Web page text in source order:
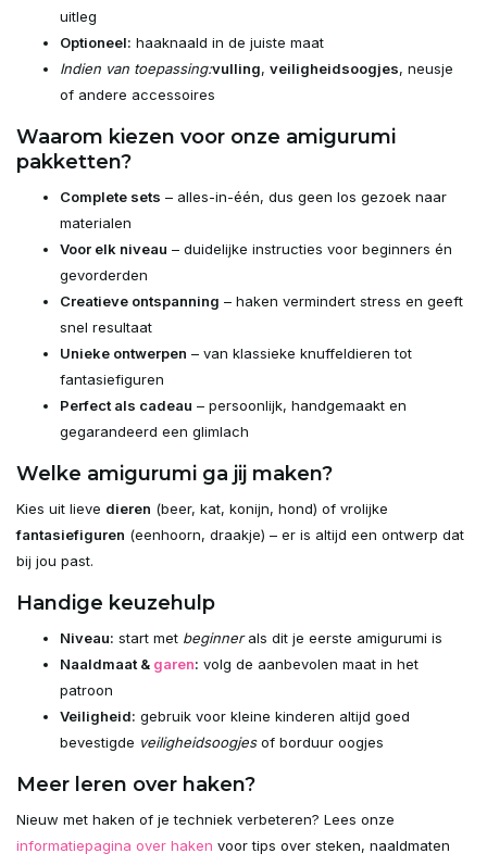
uitleg
Optioneel: haaknaald in de juiste maat
Indien van toepassing:vulling, veiligheidsoogjes, neusje
of andere accessoires
Waarom kiezen voor onze amigurumi
pakketten?
Complete sets – alles-in-één, dus geen los gezoek naar
materialen
Voor elk niveau – duidelijke instructies voor beginners én
gevorderden
Creatieve ontspanning – haken vermindert stress en geeft
snel resultaat
Unieke ontwerpen – van klassieke knuffeldieren tot
fantasiefiguren
Perfect als cadeau – persoonlijk, handgemaakt en
gegarandeerd een glimlach
Welke amigurumi ga jij maken?
Kies uit lieve dieren (beer, kat, konijn, hond) of vrolijke
fantasiefiguren (eenhoorn, draakje) – er is altijd een ontwerp dat
bij jou past.
Handige keuzehulp
Niveau: start met beginnerals dit je eerste amigurumi is
Naaldmaat & garen: volg de aanbevolen maat in het
patroon
Veiligheid: gebruik voor kleine kinderen altijd goed
bevestigde veiligheidsoogjesof borduur oogjes
Meer leren over haken?
Nieuw met haken of je techniek verbeteren? Lees onze
informatiepagina over haken voor tips over steken, naaldmaten